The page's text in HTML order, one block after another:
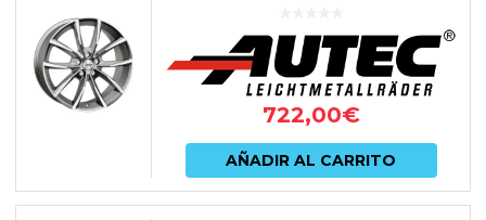
722,00€
AÑADIR AL CARRITO